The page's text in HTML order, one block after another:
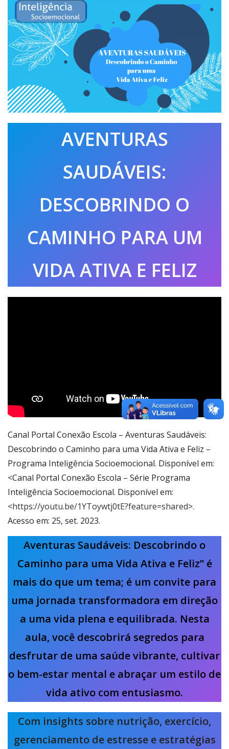
AVENTURAS
SAUDÁVEIS:
DESCOBRINDO O
CAMINHO PARA UM
VIDA ATIVA E FELIZ
Canal Portal Conexão Escola – Aventuras Saudáveis:
Descobrindo o Caminho para uma Vida Ativa e Feliz –
Programa Inteligência Socioemocional. Disponível em:
<Canal Portal Conexão Escola – Série Programa
Inteligência Socioemocional. Disponível em:
<https://youtu.be/1YToywtj0tE?feature=shared>.
Acesso em: 25, set. 2023.
Aventuras Saudáveis: Descobrindo o
Caminho para uma Vida Ativa e Feliz” é
mais do que um tema; é um convite para
uma jornada transformadora em direção
a uma vida plena e equilibrada. Nesta
aula, você descobrirá segredos para
desfrutar de uma saúde vibrante, cultivar
o bem-estar mental e abraçar um estilo de
vida ativo com entusiasmo.
Com insights sobre nutrição, exercício,
gerenciamento de estresse e estratégias